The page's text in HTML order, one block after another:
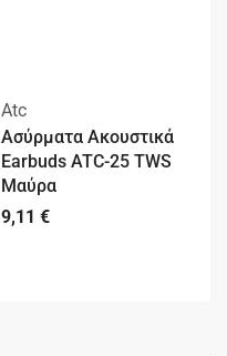
Atc
Ασύρματα Ακουστικά
Earbuds ATC-25 TWS
Μαύρα
9,11 €